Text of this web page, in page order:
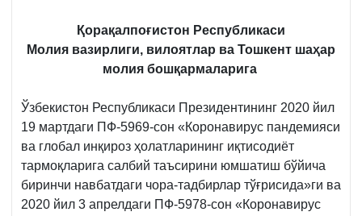
Қорақалпоғистон Республикаси
Молия вазирлиги, вилоятлар ва Тошкент шаҳар
молия бошқармаларига
Ўзбекистон Республикаси Президентининг 2020 йил
19 мартдаги ПФ-5969-сон «Коронавирус пандемияси
ва глобал инқироз ҳолатларининг иқтисодиёт
тармоқларига салбий таъсирини юмшатиш бўйича
биринчи навбатдаги чора-тадбирлар тўғрисида»ги ва
2020 йил 3 апрелдаги ПФ-5978-сон «Коронавирус